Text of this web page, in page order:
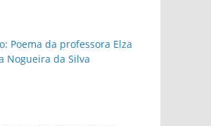
Poema da professora Elza
Nogueira da Silva